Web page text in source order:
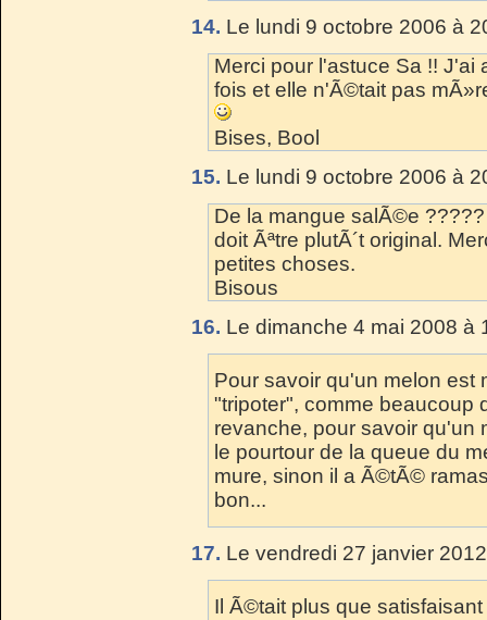
14. Le lundi 9 octobre 2006 à
Merci pour l'astuce Sa !!
fois et elle n'Ã©tait pas
Bises, Bool
15. Le lundi 9 octobre 2006 à
De la mangue salÃ©e
doit Ãªtre plutÃ´t original.
petites choses.
Bisous
16. Le dimanche 4 mai 2008 à
Pour savoir qu'un melon est
"tripoter", comme beaucoup
revanche, pour savoir qu'un
le pourtour de la queue du
mure, sinon il a Ã©tÃ©
bon...
17. Le vendredi 27 janvier
Il Ã©tait plus que